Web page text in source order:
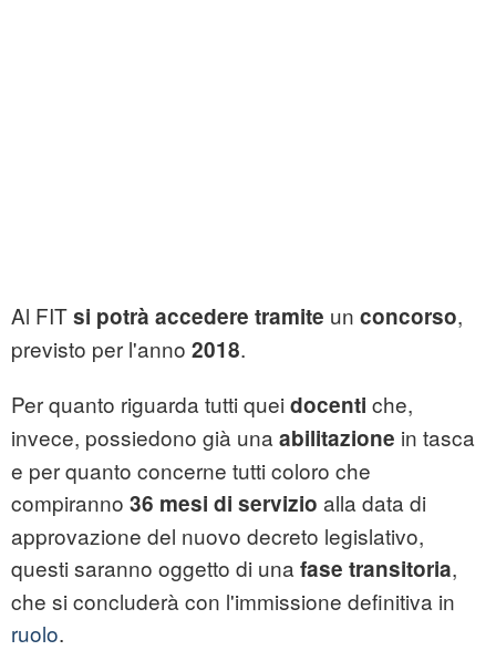
Al FITsi potrà accedere tramite un concorso,
previsto per l'anno 2018.
Per quanto riguarda tutti quei docenti che,
invece, possiedono già una abilitazione in tasca
e per quanto concerne tutti coloro che
compiranno 36 mesi di servizio alla data di
approvazione del nuovo decreto legislativo,
questi saranno oggetto di una fase transitoria,
che si concluderà con l'immissione definitiva in
ruolo.